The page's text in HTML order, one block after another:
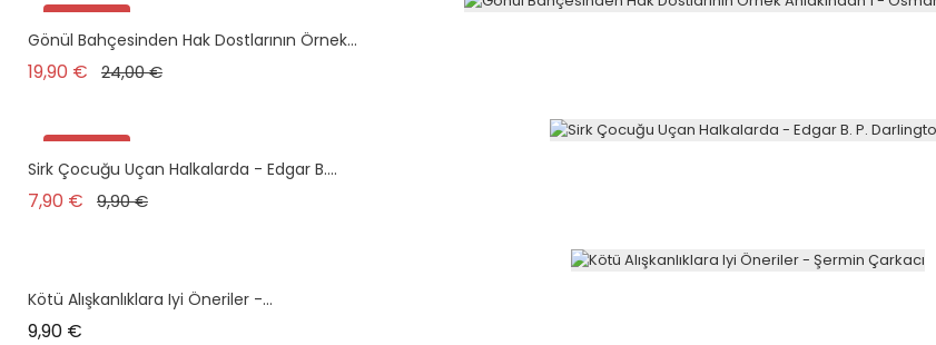
Promo !
Gönül Bahçesinden Hak Dostlarının Örnek...
19,90 € Prix de base
24,00 €Prix
Promo !
Sirk Çocuğu Uçan Halkalarda - Edgar B....
7,90 € Prix de base
9,90 €Prix
Kötü Alışkanlıklara Iyi Öneriler -...
9,90 €